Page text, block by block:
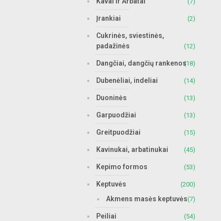
Įrankiai (2)
Cukrinės, sviestinės,
padažinės
(12)
Dangčiai, dangčių rankenos(18)
Dubenėliai, indeliai (14)
Duoninės (13)
Garpuodžiai (13)
Greitpuodžiai (15)
Kavinukai, arbatinukai (45)
Kepimo formos (53)
Keptuvės (200)
Akmens masės keptuvės(7)
Peiliai (54)